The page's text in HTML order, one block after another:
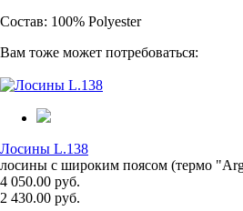
Состав: 100% Polyester
Вам тоже может потребоваться:
Лосины L.138
лосины с широким поясом (термо
4 050.00 руб.
2 430.00 руб.